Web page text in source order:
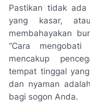
Pastikan tidak
yang kasar,
membahayakan
“Cara
mencakup
tempat tinggal
dan nyaman
bagi sogon Anda.